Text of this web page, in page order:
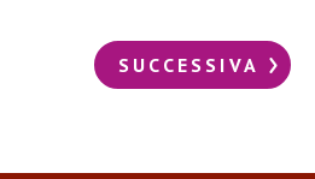
SUCCESSIVA